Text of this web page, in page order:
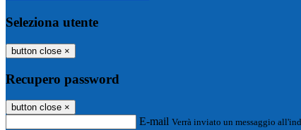
Seleziona utente
button close ×
Recupero password
button close ×
E-mail Verrà inviato un messaggio